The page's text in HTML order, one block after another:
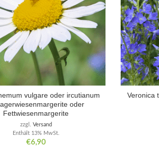
vulgare oder ircutianum
oder
Fettwiesenmargerite
€6,90
Enthält 13% MwSt.
zzgl. Versand
Veronica